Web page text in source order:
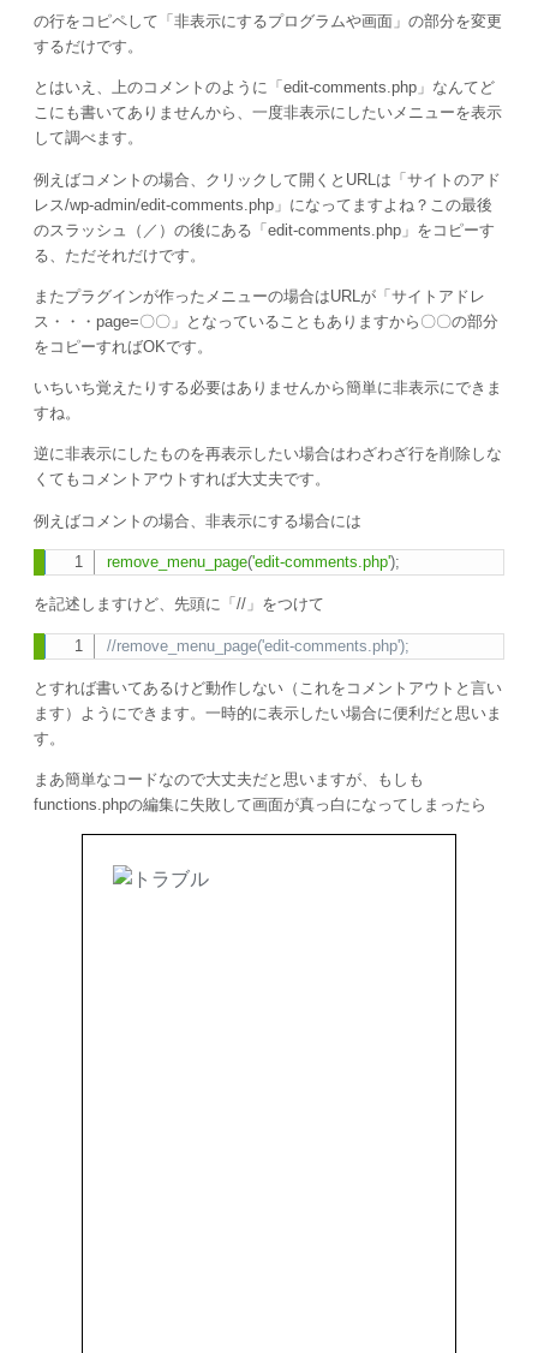
の行をコピペして「非表示にするプログラムや画面」の部分を変更
するだけです。
とはいえ、上のコメントのように「edit-comments.php」なんてど
こにも書いてありませんから、一度非表示にしたいメニューを表示
して調べます。
例えばコメントの場合、クリックして開くとURLは「サイトのアド
レス/wp-admin/edit-comments.php」になってますよね？この最後
のスラッシュ（／）の後にある「edit-comments.php」をコピーす
る、ただそれだけです。
またプラグインが作ったメニューの場合はURLが「サイトアドレ
ス・・・page=〇〇」となっていることもありますから〇〇の部分
をコピーすればOKです。
いちいち覚えたりする必要はありませんから簡単に非表示にできま
すね。
逆に非表示にしたものを再表示したい場合はわざわざ行を削除しな
くてもコメントアウトすれば大丈夫です。
例えばコメントの場合、非表示にする場合には
remove_menu_page('edit-comments.php');
を記述しますけど、先頭に「//」をつけて
//remove_menu_page('edit-comments.php');
とすれば書いてあるけど動作しない（これをコメントアウトと言い
ます）ようにできます。一時的に表示したい場合に便利だと思いま
す。
まあ簡単なコードなので大丈夫だと思いますが、もしも
functions.phpの編集に失敗して画面が真っ白になってしまったら